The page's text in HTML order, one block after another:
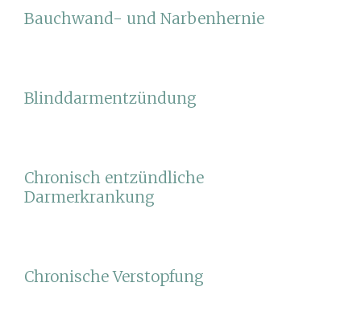
Bauchwand- und Narbenhernie
Blinddarmentzündung
Chronisch entzündliche
Darmerkrankung
Chronische Verstopfung